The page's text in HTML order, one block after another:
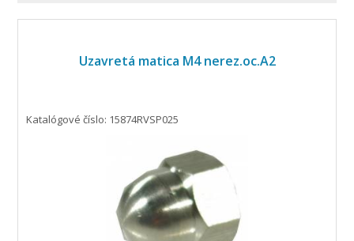
Uzavretá matica M4 nerez.oc.A2
Katalógové číslo: 15874RVSP025